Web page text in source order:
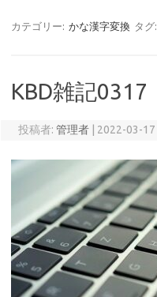
カテゴリー: かな漢字変換 タグ:
KBD雑記0317
投稿者: 管理者 2022-03-17